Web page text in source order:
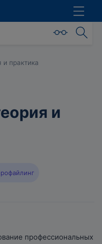
и практика
и
профессиональных